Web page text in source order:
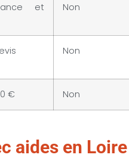
et
Non
Non
€ Non
aides en